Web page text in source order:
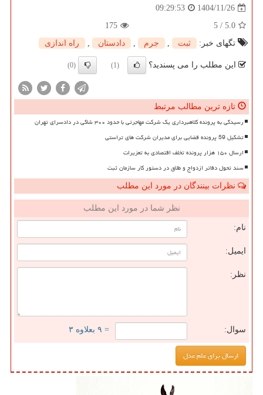
1404/11/26
09:29:53
5.0
/
5
175
تگهای خبر:
ثبت , جرم , دادستان , راه اندازی
این مطلب را می پسندید؟ (1)
(0)
تازه ترین مطالب مرتبط
رسیدگی به پرونده کلاهبرداری یک شرکت مهاجرتی با حدود ۳۰۰ شاکی در دادسرای تهران
تشکیل 59 پرونده قضایی برای مدیران شرکت های تراستی
ارسال ۱۵۰ هزار پرونده تخلف اقتصادی به تعزیرات
سند تحول دفاتر ازدواج و طلاق در دستور کار سازمان ثبت
نظرات بینندگان در مورد این مطلب
نظر شما در مورد این مطلب
نام:
ایمیل:
نظر:
سوال: = ۹ بعلاوه ۳